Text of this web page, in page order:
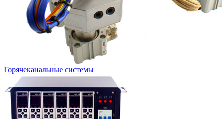
Горячеканальные системы